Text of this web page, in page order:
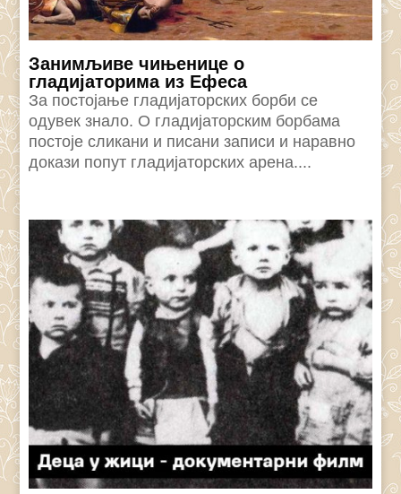
Занимљиве чињенице о
гладијаторима из Ефеса
За постојање гладијаторских борби се
одувек знало. О гладијаторским борбама
постоје сликани и писани записи и наравно
докази попут гладијаторских арена....